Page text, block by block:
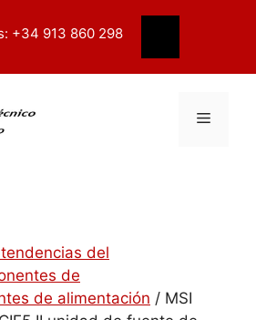
+34 913 860 298
Menú
del
de
de alimentación / MSI